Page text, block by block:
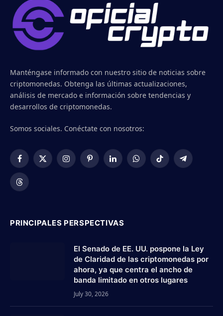
Manténgase informado con nuestro sitio de noticias sobre
criptomonedas. Obtenga las últimas actualizaciones,
análisis de mercado e información sobre tendencias y
desarrollos de criptomonedas.
Somos sociales. Conéctate con nosotros:
Facebook
X
InstagramPinterestLinkedInWhatsApp
TikTok Telegram
Threads
PRINCIPALES PERSPECTIVAS
El Senado de EE. UU. pospone la Ley
de Claridad de las criptomonedas por
ahora, ya que centra el ancho de
banda limitado en otros lugares
July 30, 2026